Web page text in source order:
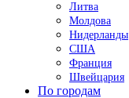
Литва
Молдова
Нидерланды
США
Франция
Швейцария
По городам